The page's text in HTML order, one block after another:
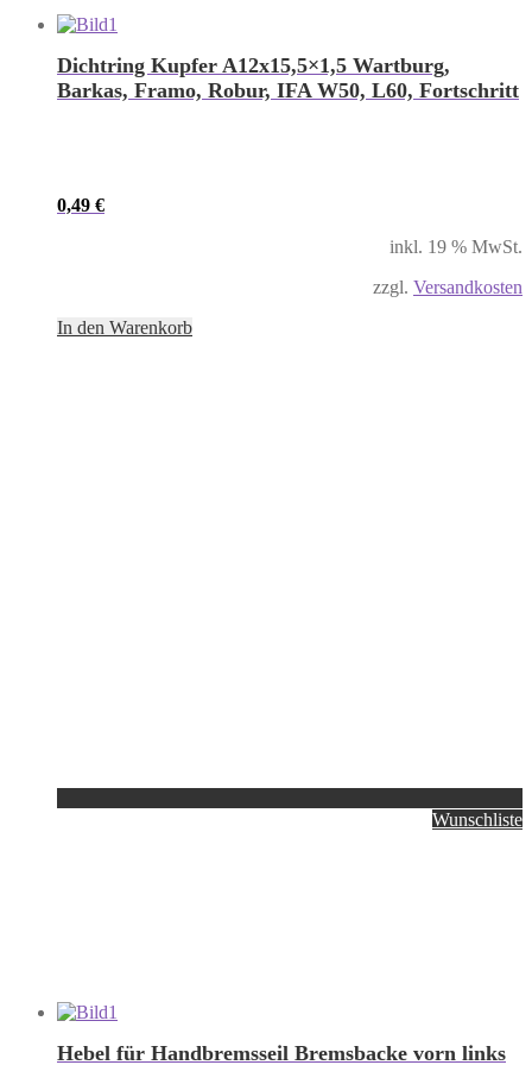
Dichtring Kupfer A12x15,5×1,5 Wartburg,
Barkas, Framo, Robur, IFA W50, L60, Fortschritt
0,49 €
inkl. 19 % MwSt.
zzgl. Versandkosten
In den Warenkorb
Wunschliste
Hebel für Handbremsseil Bremsbacke vorn links